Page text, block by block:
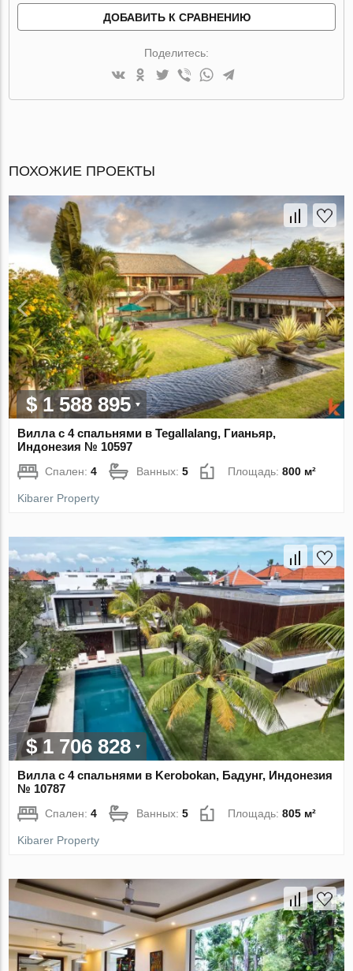
ДОБАВИТЬ К СРАВНЕНИЮ
Поделитесь:
ПОХОЖИЕ ПРОЕКТЫ
$ 1 588 895
Вилла с 4 спальнями в Tegallalang, Гианьяр,
Индонезия № 10597
Спален:4 Ванных:5 Площадь:800 м²
Kibarer Property
$ 1 706 828
Вилла с 4 спальнями в Kerobokan, Бадунг, Индонезия
№ 10787
Спален:4 Ванных:5 Площадь:805 м²
Kibarer Property